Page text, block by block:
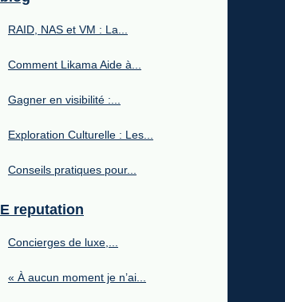
RAID, NAS et VM : La...
Comment Likama Aide à...
Gagner en visibilité :...
Exploration Culturelle : Les...
Conseils pratiques pour...
E reputation
Concierges de luxe,...
« À aucun moment je n’ai...